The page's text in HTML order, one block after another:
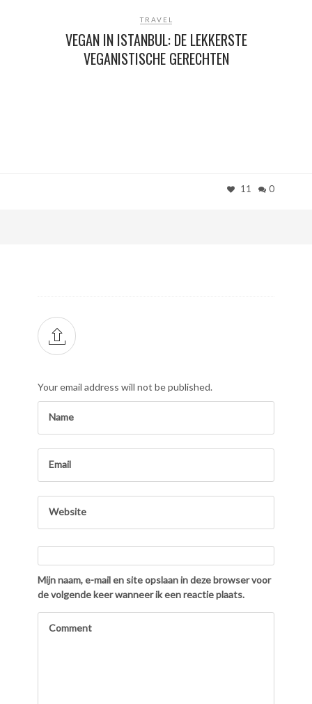
TRAVEL
VEGAN IN ISTANBUL: DE LEKKERSTE
VEGANISTISCHE GERECHTEN
11 0
Your email address will not be published.
Mijn naam, e-mail en site opslaan in deze browser voor
de volgende keer wanneer ik een reactie plaats.